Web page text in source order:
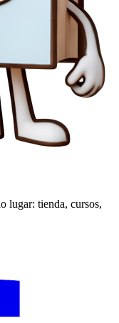
lugar: tienda, cursos,